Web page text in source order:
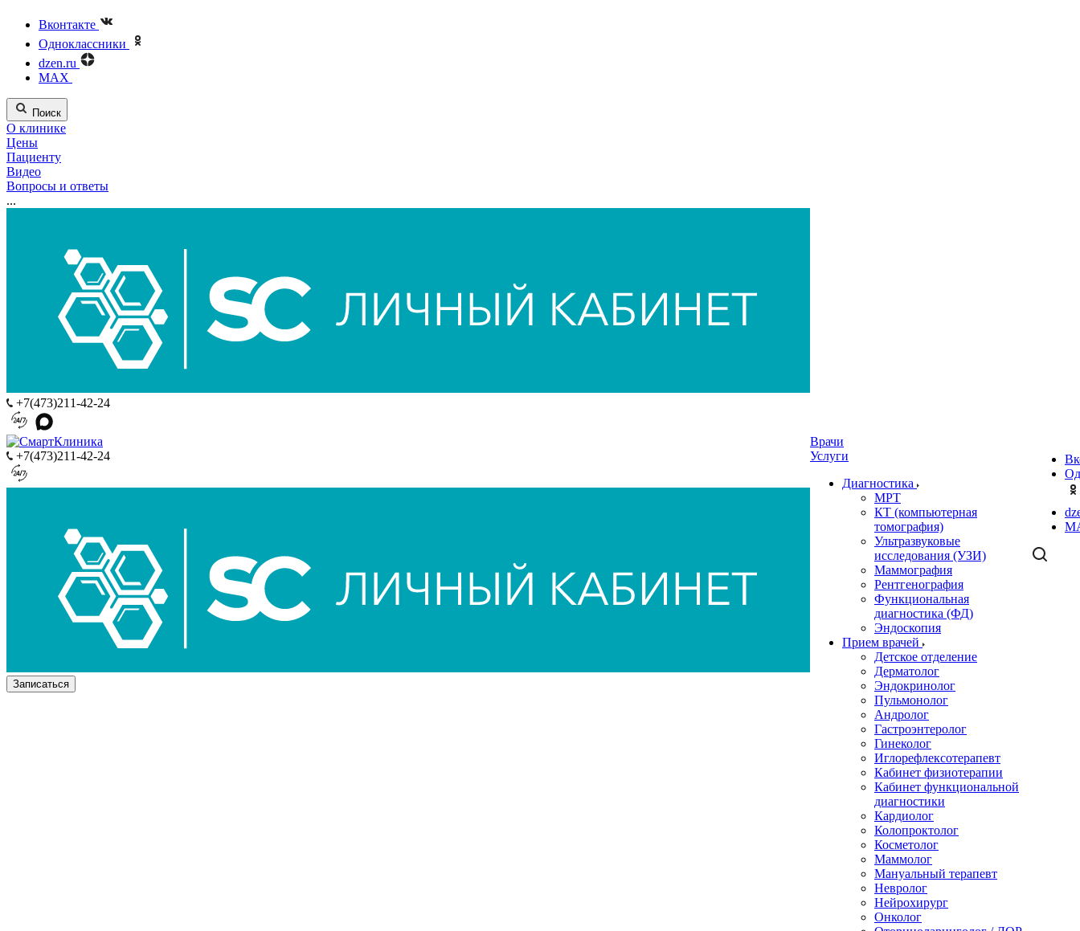
Вконтакте
Одноклассники
dzen.ru
MAX
Поиск
О клинике
Цены
Пациенту
Видео
Вопросы и ответы
...
+7(473)211-42-24
+7(473)211-42-24
Записаться
Врачи
Услуги
Диагностика
МРТ
КТ (компьютерная
томография)
Ультразвуковые
исследования (УЗИ)
Маммография
Рентгенография
Функциональная
диагностика (ФД)
Эндоскопия
Прием врачей
Детское отделение
Дерматолог
Эндокринолог
Пульмонолог
Андролог
Гастроэнтеролог
Гинеколог
Иглорефлексотерапевт
Кабинет физиотерапии
Кабинет функциональной
диагностики
Кардиолог
Колопроктолог
Косметолог
Маммолог
Мануальный терапевт
Невролог
Нейрохирург
Онколог